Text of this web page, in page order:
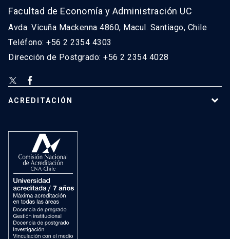
Facultad de Economía y Administración UC
Avda. Vicuña Mackenna 4860, Macul. Santiago, Chile
Teléfono: +56 2 2354 4303
Dirección de Postgrado: +56 2 2354 4028
ACREDITACIÓN